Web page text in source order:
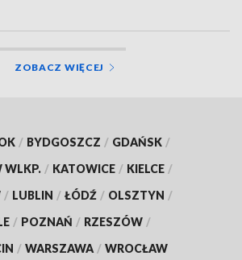
ZOBACZ WIĘCEJ
/ BYDGOSZCZ / GDAŃSK /
WLKP. / KATOWICE / KIELCE /
/ LUBLIN / ŁÓDŹ / OLSZTYN /
/ POZNAŃ / RZESZÓW /
/ WARSZAWA / WROCŁAW